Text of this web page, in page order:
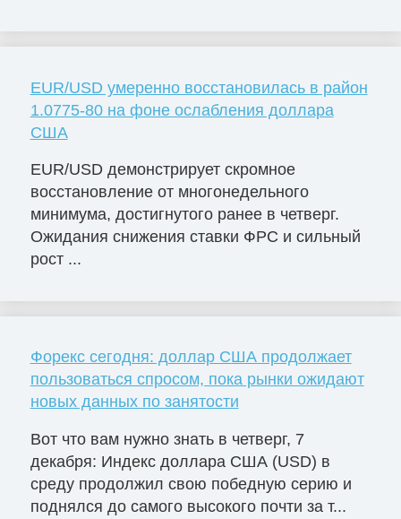
EUR/USD умеренно восстановилась в район
1.0775-80 на фоне ослабления доллара
США
EUR/USD демонстрирует скромное
восстановление от многонедельного
минимума, достигнутого ранее в четверг.
Ожидания снижения ставки ФРС и сильный
рост ...
Форекс сегодня: доллар США продолжает
пользоваться спросом, пока рынки ожидают
новых данных по занятости
Вот что вам нужно знать в четверг, 7
декабря: Индекс доллара США (USD) в
среду продолжил свою победную серию и
поднялся до самого высокого почти за т...